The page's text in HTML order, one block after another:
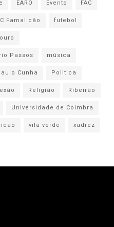
EARO Evento
FAC
Famalicão
futebol
Passos
música
Cunha
Politica
Religião
Ribeirão
Universidade de Coimbra
vila verde xadrez